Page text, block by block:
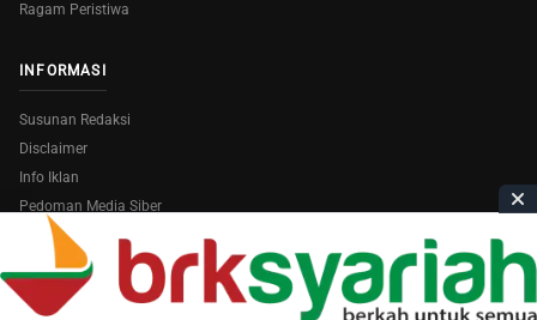
Ragam Peristiwa
INFORMASI
Susunan Redaksi
Disclaimer
Info Iklan
Pedoman Media Siber
Copyright © 2026 AmiraRiau.com . All Rights Reserved.